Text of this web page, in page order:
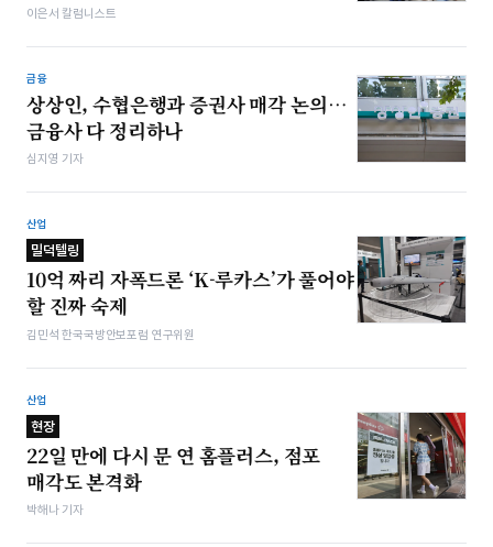
이은서 칼럼니스트
금융
상상인, 수협은행과 증권사 매각 논의…
금융사 다 정리하나
심지영 기자
산업
밀덕텔링
10억 짜리 자폭드론 ‘K-루카스’가 풀어야
할 진짜 숙제
김민석 한국국방안보포럼 연구위원
산업
현장
22일 만에 다시 문 연 홈플러스, 점포
매각도 본격화
박해나 기자